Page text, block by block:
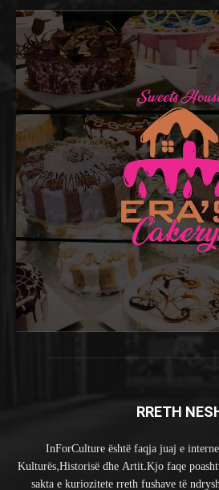
RRETH
InForCulture është faqja juaj e
Kulturës,Historisë dhe Artit.Kjo faqe
sakta e kuriozitete rreth fushave të